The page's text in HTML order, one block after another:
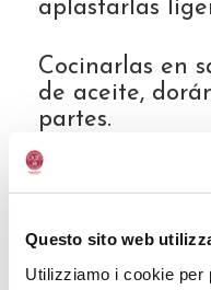
Questo sito web
Utilizziamo i cookie per
aplastarlas
Cocinarlas en
de aceite,
partes.
Cortar el
sal y pimienta.